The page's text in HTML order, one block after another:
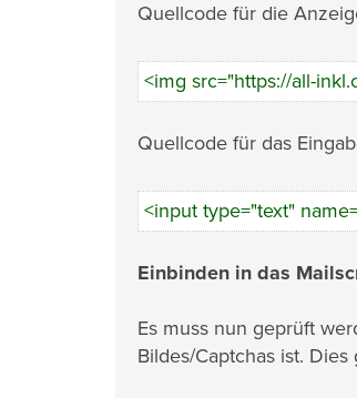
Quellcode für die
<img src="https://all-
Quellcode für das
<input type="text"
Einbinden in das
Es muss nun geprüft
Bildes/Captchas ist.